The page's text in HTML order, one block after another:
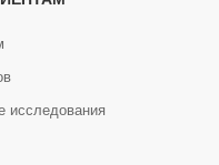
исследования